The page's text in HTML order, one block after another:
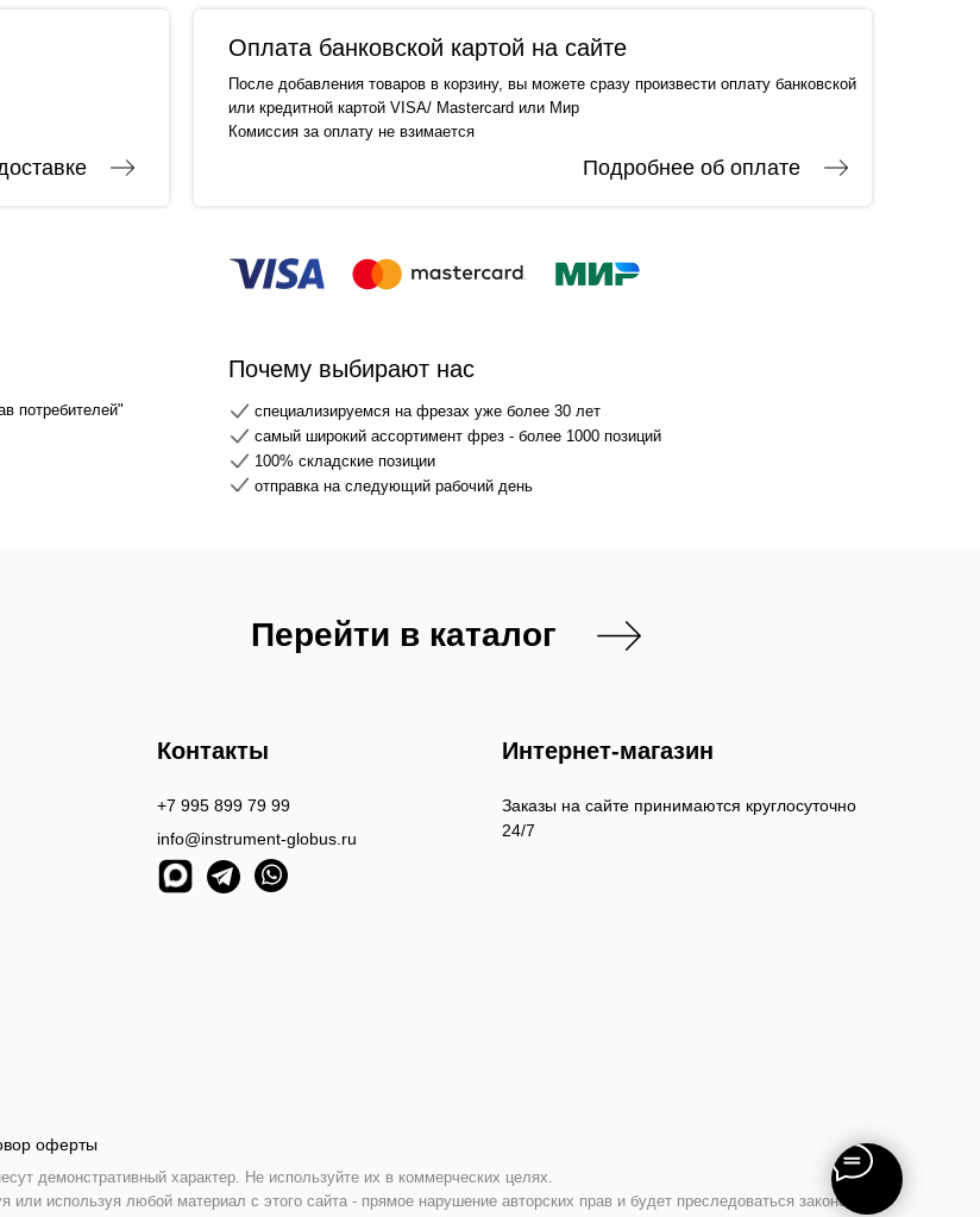
Оплата банковской картой на сайте
После добавления товаров в корзину, вы можете сразу произвести оплату банковской
или кредитной картой VISA/ Mastercard или Мир
Комиссия за оплату не взимается
Подробнее об оплате
потребителей"
Почему выбирают нас
специализируемся на фрезах уже более 30 лет
самый широкий ассортимент фрез - более 1000 позиций
100% складские позиции
отправка на следующий рабочий день
Заказы на сайте принимаются круглосуточно
24/7
Контакты
+7 995 899 79 99
info@instrument-globus.ru
Интернет-магазин
оферты
Перейти в каталог
демонстративный характер. Не используйте их в коммерческих целях.
используя любой материал с этого сайта - прямое нарушение авторских прав и будет преследоваться законом.